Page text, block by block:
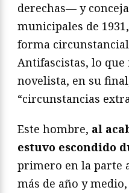
derechas— y
municipales de
forma
Antifascistas, lo
novelista, en su
“circunstancias
Este hombre, al
estuvo escondido
primero en la parte
más de año y